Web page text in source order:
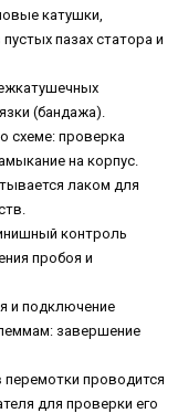
катушки,
пазах статора и
(бандажа).
схеме: проверка
на корпус.
лаком для
контроль
пробоя и
и подключение
завершение
проводится
для проверки его